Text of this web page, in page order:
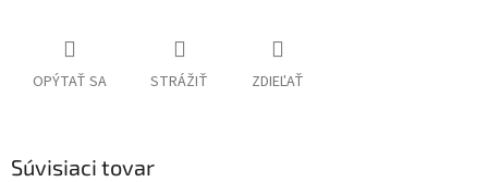
OPÝTAŤ SA STRÁŽIŤ ZDIEĽAŤ
Súvisiaci tovar